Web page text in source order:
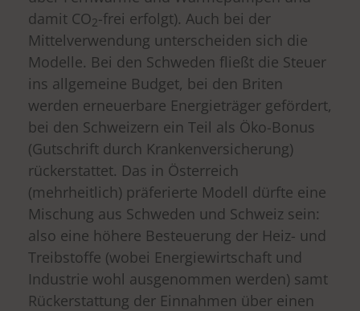
damit CO2-frei erfolgt). Auch bei der
Mittelverwendung unterscheiden sich die
Modelle. Bei den Schweden fließt die Steuer
ins allgemeine Budget, bei den Briten
werden erneuerbare Energieträger gefördert,
bei den Schweizern ein Teil als Öko-Bonus
(Gutschrift durch Krankenversicherung)
rückerstattet. Das in Österreich
(mehrheitlich) präferierte Modell dürfte eine
Mischung aus Schweden und Schweiz sein:
also eine höhere Besteuerung der Heiz- und
Treibstoffe (wobei Energiewirtschaft und
Industrie wohl ausgenommen werden) samt
Rückerstattung der Einnahmen über einen